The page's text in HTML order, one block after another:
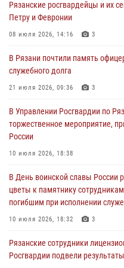
Для детей рязанских
экскурсию по экспозиции,
В Управлении Росгвардии по
награждение военнослужащих
Рязанским росгвардейцам
гражданства Российской
законодательства
27 июля 2026, 15:26
Рязанские росгвардейцы и их
Петру и Февронии
08 июля 2026, 14:16 3
В Рязани почтили память
служебного долга
21 июля 2026, 09:36 3
В Управлении Росгвардии по
торжественное мероприятие,
России
10 июля 2026, 18:38
В День воинской славы России
цветы к памятнику
погибшим при исполнении
10 июля 2026, 18:32 3
Рязанские сотрудники
Росгвардии подвели